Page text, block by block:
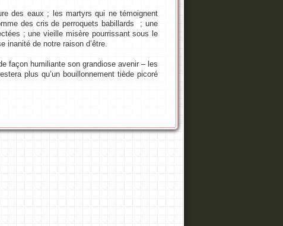
des eaux ; les martyrs qui ne témoignent
des cris de perroquets babillards ; une
; une vieille misère pourrissant sous le
de notre raison d’être.
façon humiliante son grandiose avenir – les
plus qu’un bouillonnement tiède picoré